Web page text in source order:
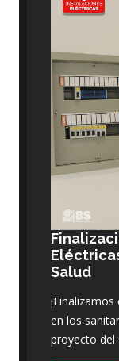
Salud
en los
proyecto del